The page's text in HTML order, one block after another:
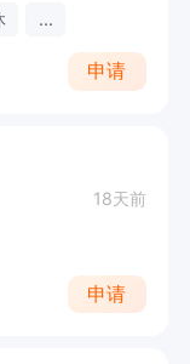
...
申请
18天前
申请